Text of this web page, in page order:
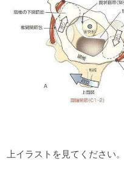
上イラストを見てください。